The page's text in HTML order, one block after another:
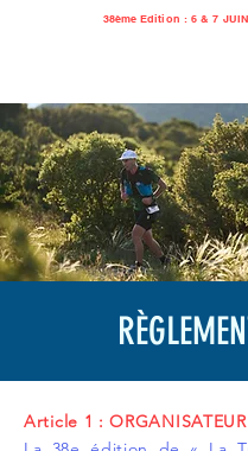
38ème Edition : 6 & 7
Article 1 : ORGANISATEUR